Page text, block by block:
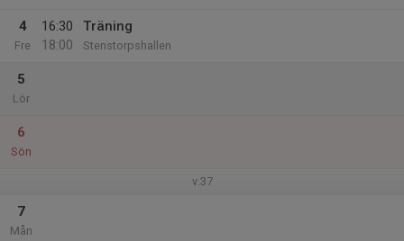
4
Fre
16:30
18:00
Träning
Stenstorpshallen
5
Lör
6
Sön
v.37
7
Mån